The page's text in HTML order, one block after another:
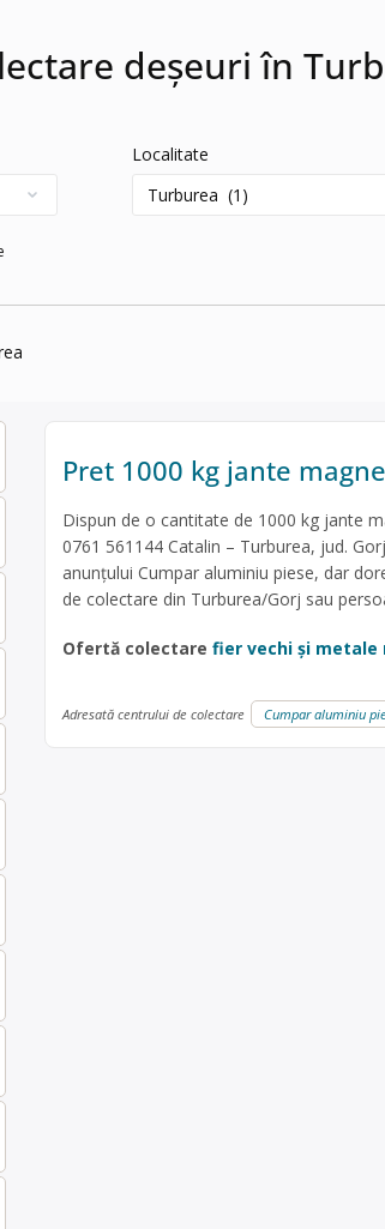
deșeuri în
Localitate
Pret 1000 kg jante
Dispun de o cantitate de 1000 kg jante
0761 561144 Catalin – Turburea, jud.
anunțului Cumpar aluminiu piese, dar
de colectare din Turburea/Gorj sau
Ofertă colectare fier vechi și metale
Adresată centrului de colectare Cumpar aluminiu